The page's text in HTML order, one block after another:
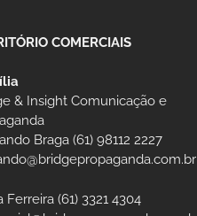
COMERCIAIS
& Insight Comunicação e
Braga (61) 98112 2227
Ferreira (61) 3321 4304